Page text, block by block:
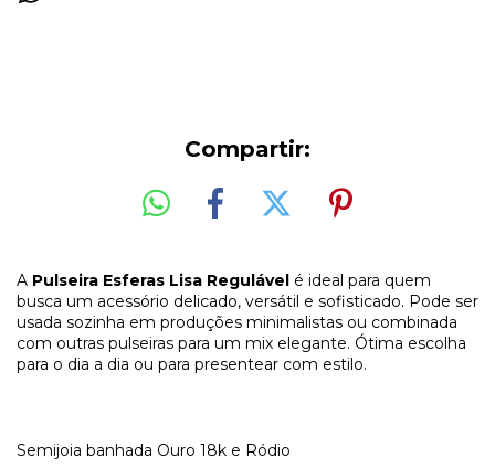
Compartir:
A Pulseira Esferas Lisa Regulável é ideal para quem
busca um acessório delicado, versátil e sofisticado. Pode ser
usada sozinha em produções minimalistas ou combinada
com outras pulseiras para um mix elegante. Ótima escolha
para o dia a dia ou para presentear com estilo.
Semijoia banhada Ouro 18k e Ródio